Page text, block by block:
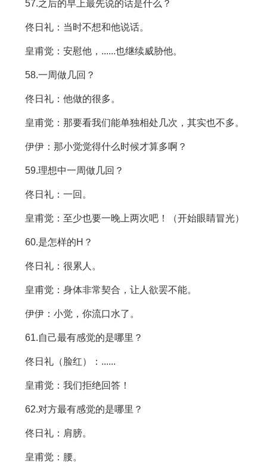
57.之后的早上最先说的话是什么？
佟日礼：当时不想和他说话。
皇甫觉：安慰他，......也继续威胁他。
58.一周做几回？
佟日礼：他做的很多。
皇甫觉：那要看我们能单独相处几次，其实也不多。
伊伊：那小觉觉得什么时候才算多啊？
59.理想中一周做几回？
佟日礼：一回。
皇甫觉：至少也要一晚上两次吧！（开始眼睛冒光）
60.是怎样的H？
佟日礼：很累人。
皇甫觉：身体非常契合，让人欲罢不能。
伊伊：小觉，你流口水了。
61.自己最有感觉的是哪里？
佟日礼（脸红）：......
皇甫觉：我们拒绝回答！
62.对方最有感觉的是哪里？
佟日礼：肩膀。
皇甫觉：腰。